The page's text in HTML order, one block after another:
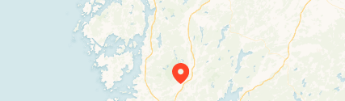
Travelers’ Map is loading…
If you see this after your page is loaded completely, leafletJS files are missing.